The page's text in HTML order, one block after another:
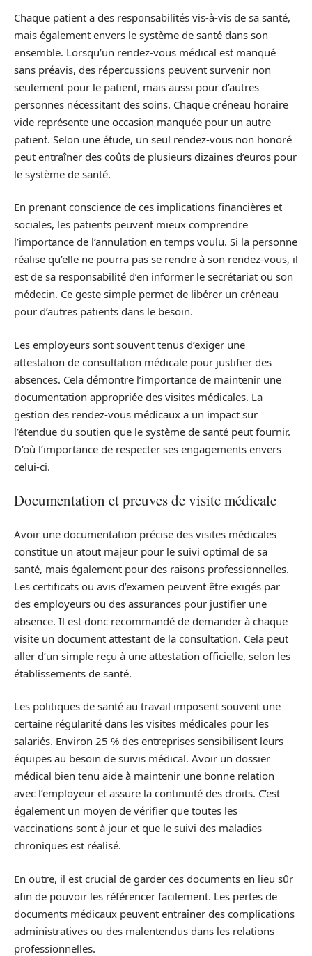
Chaque patient a des responsabilités vis-à-vis de sa santé,
mais également envers le système de santé dans son
ensemble. Lorsqu’un rendez-vous médical est manqué
sans préavis, des répercussions peuvent survenir non
seulement pour le patient, mais aussi pour d’autres
personnes nécessitant des soins. Chaque créneau horaire
vide représente une occasion manquée pour un autre
patient. Selon une étude, un seul rendez-vous non honoré
peut entraîner des coûts de plusieurs dizaines d’euros pour
le système de santé.
En prenant conscience de ces implications financières et
sociales, les patients peuvent mieux comprendre
l’importance de l’annulation en temps voulu. Si la personne
réalise qu’elle ne pourra pas se rendre à son rendez-vous, il
est de sa responsabilité d’en informer le secrétariat ou son
médecin. Ce geste simple permet de libérer un créneau
pour d’autres patients dans le besoin.
Les employeurs sont souvent tenus d’exiger une
attestation de consultation médicale pour justifier des
absences. Cela démontre l’importance de maintenir une
documentation appropriée des visites médicales. La
gestion des rendez-vous médicaux a un impact sur
l’étendue du soutien que le système de santé peut fournir.
D’où l’importance de respecter ses engagements envers
celui-ci.
Documentation et preuves de visite médicale
Avoir une documentation précise des visites médicales
constitue un atout majeur pour le suivi optimal de sa
santé, mais également pour des raisons professionnelles.
Les certificats ou avis d’examen peuvent être exigés par
des employeurs ou des assurances pour justifier une
absence. Il est donc recommandé de demander à chaque
visite un document attestant de la consultation. Cela peut
aller d’un simple reçu à une attestation officielle, selon les
établissements de santé.
Les politiques de santé au travail imposent souvent une
certaine régularité dans les visites médicales pour les
salariés. Environ 25 % des entreprises sensibilisent leurs
équipes au besoin de suivis médical. Avoir un dossier
médical bien tenu aide à maintenir une bonne relation
avec l’employeur et assure la continuité des droits. C’est
également un moyen de vérifier que toutes les
vaccinations sont à jour et que le suivi des maladies
chroniques est réalisé.
En outre, il est crucial de garder ces documents en lieu sûr
afin de pouvoir les référencer facilement. Les pertes de
documents médicaux peuvent entraîner des complications
administratives ou des malentendus dans les relations
professionnelles.